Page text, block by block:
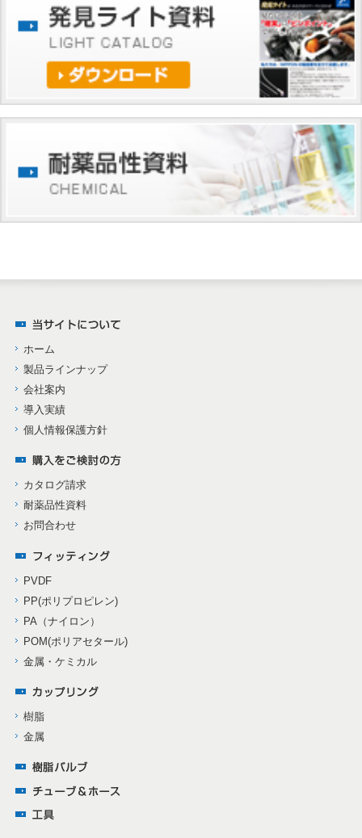
ホーム
製品ラインナップ
会社案内
導入実績
個人情報保護方針
カタログ請求
耐薬品性資料
お問合わせ
PVDF
PP(ポリプロピレン)
PA（ナイロン）
POM(ポリアセタール)
金属・ケミカル
樹脂
金属